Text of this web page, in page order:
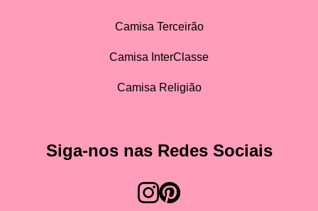
Camisa Terceirão
Camisa InterClasse
Camisa Religião
Siga-nos nas Redes Sociais